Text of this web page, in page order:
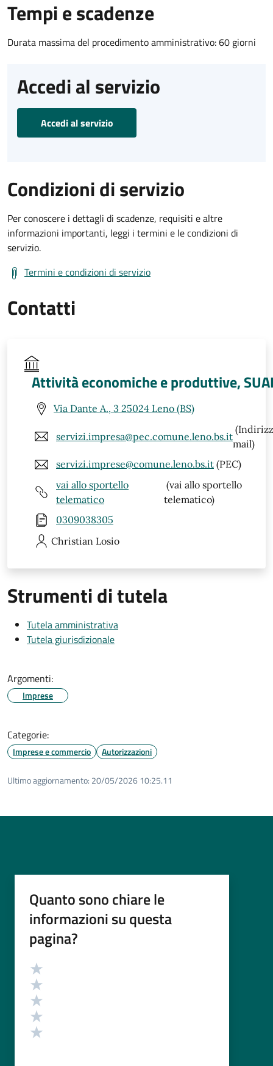
Tempi e scadenze
Durata massima del procedimento amministrativo: 60 giorni
Accedi al servizio
Accedi al servizio
Condizioni di servizio
Per conoscere i dettagli di scadenze, requisiti e altre
informazioni importanti, leggi i termini e le condizioni di
servizio.
Termini e condizioni di servizio
Contatti
Attività economiche e produttive,
Via Dante A., 3 25024 Leno (BS)
servizi.impresa@pec.comune.leno.bs.it
mail)
servizi.imprese@comune.leno.bs.it (PEC)
vai allo sportello
telematico
(vai allo sportello
telematico)
0309038305
Christian Losio
Strumenti di tutela
Tutela amministrativa
Tutela giurisdizionale
Argomenti:
Imprese
Categorie:
Imprese e commercio Autorizzazioni
Ultimo aggiornamento: 20/05/2026 10:25.11
Quanto sono chiare le
informazioni su questa
pagina?
Valutazione